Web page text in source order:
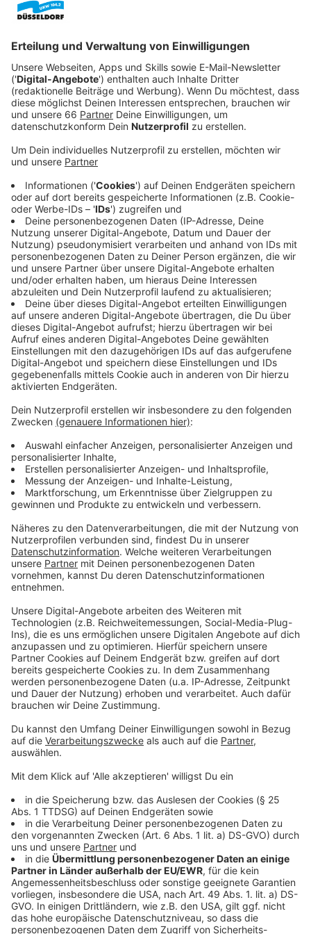
Veröffentlicht:
Doch dann legt sich John scheinbar mit den falschen
Leuten an. Die wollen sich nicht hinters Licht führen
hängen John einen Mord an.
John muss flüchten, um die Vorwürfe gegen ihn zu
entkräften. Zudem ist er mittendrin in einer
gefährlichen Verschwörung und kann keinem mehr
trauen.
Streaming-Dienst: Paramount+
Anzeige
Wir benötigen Ihre
Zustimmung, um den YouTube
Video-Service zu laden!
Wir verwenden einen Service eines
einzubetten. Dieser Service kann
Daten zu Ihren Aktivitäten
sammeln. Bitte lesen Sie die
Details durch und stimmen Sie der
Video anzusehen.
Mehr Informationen
powered byUsercentrics Consent
Management Platform
John Weir ist ein Meister seines Fachs. Doch dann will
man den Wirtschaftsspion einen Mord anhängen und er
ist mittendrin in einer weltweiten Verschwörung.
Anzeige
© Copyright: Paramount+
Freund oder Feind? John kann schon bald keine klaren
Strukturen mehr erkennen.
Anzeige
©Copyright: Paramount+
John ist auf der Flucht. Wenn man ihn ins Gefängnis
setzt, hat er keine Chance mehr, seine Unschuld zu
beweisen.
Anzeige